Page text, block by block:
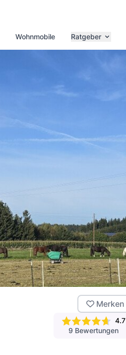
Wohnmobile Ratgeber
4.7
9 Bewertungen
Merken